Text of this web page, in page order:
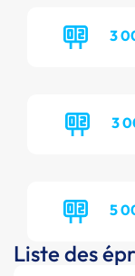
3
3
5
Liste des